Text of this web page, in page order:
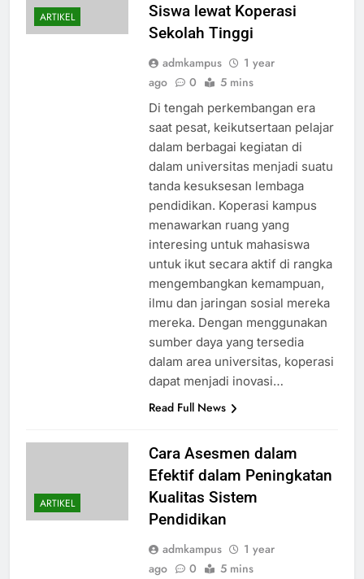
ARTIKEL
Siswa lewat Koperasi
Sekolah Tinggi
admkampus
1 year
ago
0 5 mins
Di tengah perkembangan era
saat pesat, keikutsertaan pelajar
dalam berbagai kegiatan di
dalam universitas menjadi suatu
tanda kesuksesan lembaga
pendidikan. Koperasi kampus
menawarkan ruang yang
interesing untuk mahasiswa
untuk ikut secara aktif di rangka
mengembangkan kemampuan,
ilmu dan jaringan sosial mereka
mereka. Dengan menggunakan
sumber daya yang tersedia
dalam area universitas, koperasi
dapat menjadi inovasi…
Read Full News
ARTIKEL
Cara Asesmen dalam
Efektif dalam Peningkatan
Kualitas Sistem
Pendidikan
admkampus
1 year
ago
0 5 mins